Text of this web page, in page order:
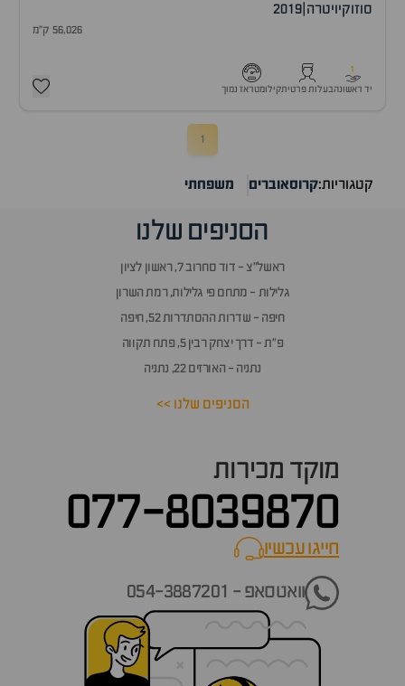
סוזוקיויטרה 2019
56,026 ק"מ
1
יד ראשונהבעלות פרטיתקילומטראז נמוך
1
קטגוריות:קרוסאוברים משפחתי
הסניפים שלנו
ראשל״צ - דוד סחרוב 7, ראשון לציון
גלילות - מתחם פי גלילות, רמת השרון
חיפה - שדרות ההסתדרות 52, חיפה
פ״ת - דרך יצחק רבין 5, פתח תקווה
נתניה - האורזים 22, נתניה
הסניפים שלנו >>
מוקד מכירות
077-8039870
חייגו עכשיוcall now
וואטסאפ - 054-3887201